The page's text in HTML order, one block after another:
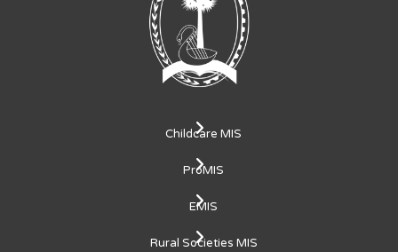
Childcare MIS
ProMIS
EMIS
Rural Societies MIS